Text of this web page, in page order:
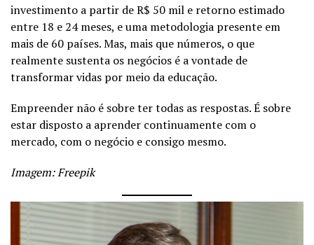
investimento a partir de R$ 50 mil e retorno estimado
entre 18 e 24 meses, e uma metodologia presente em
mais de 60 países. Mas, mais que números, o que
realmente sustenta os negócios é a vontade de
transformar vidas por meio da educação.
Empreender não é sobre ter todas as respostas. É sobre
estar disposto a aprender continuamente com o
mercado, com o negócio e consigo mesmo.
Imagem: Freepik